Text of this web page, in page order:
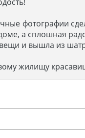
фотографии
а сплошная
и вышла из
жилищу